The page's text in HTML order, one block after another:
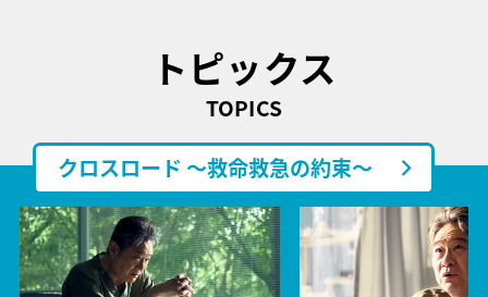
トピックス
TOPICS
クロスロード ～救命救急の約束～